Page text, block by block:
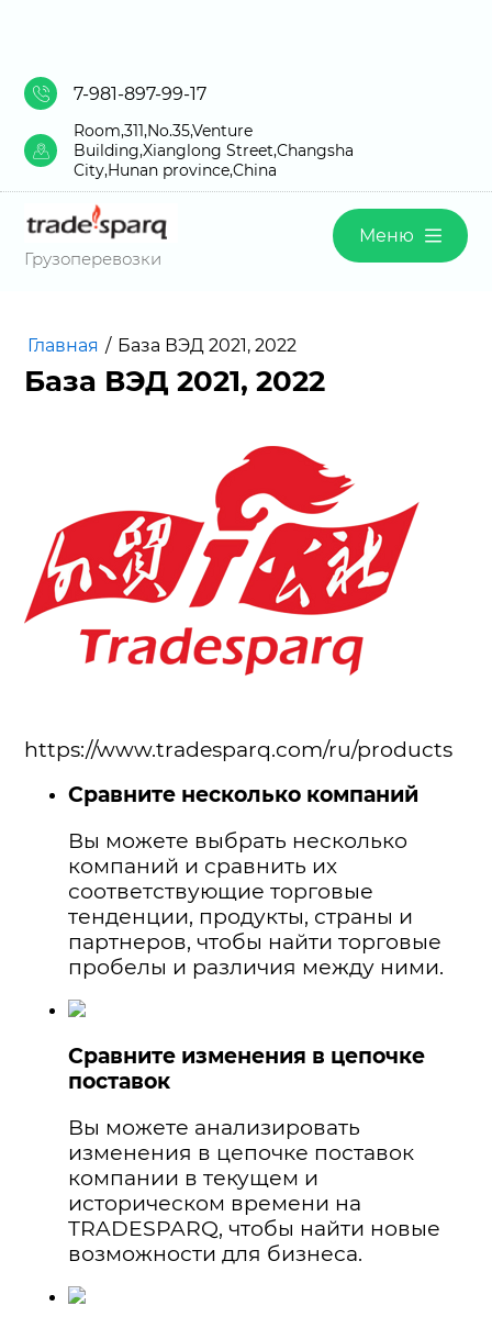
7-981-897-99-17
Room,311,No.35,Venture
Building,Xianglong Street,Changsha
City,Hunan province,China
Грузоперевозки
Меню
Главная / База ВЭД 2021, 2022
База ВЭД 2021, 2022
https://www.tradesparq.com/ru/products
Сравните несколько компаний
Вы можете выбрать несколько
компаний и сравнить их
соответствующие торговые
тенденции, продукты, страны и
партнеров, чтобы найти торговые
пробелы и различия между ними.
Сравните изменения в цепочке
поставок
Вы можете анализировать
изменения в цепочке поставок
компании в текущем и
историческом времени на
TRADESPARQ, чтобы найти новые
возможности для бизнеса.